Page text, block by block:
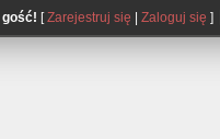
gość! [Zarejestruj się Zaloguj się ]